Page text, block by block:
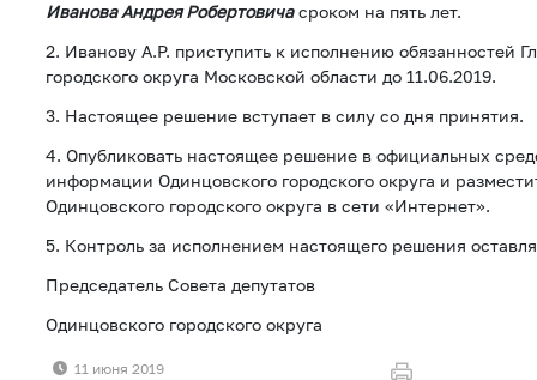
Иванова Андрея Робертовичасроком на пять лет.
2. Иванову А.Р. приступить к исполнению обязанностей
городского округа Московской области до 11.06.2019.
3. Настоящее решение вступает в силу со дня принятия.
4. Опубликовать настоящее решение в официальных
информации Одинцовского городского округа и
Одинцовского городского округа в сети «Интернет».
5. Контроль за исполнением настоящего решения
Председатель Совета депутатов
Одинцовского городского округа
11 июня 2019